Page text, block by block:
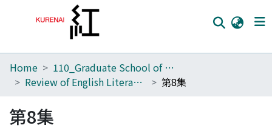
Home
Browse
Home
110_Graduate School of Human and Environmental Studies
Review of English Literature
第8集
第8集